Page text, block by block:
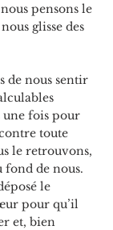
pensons le
glisse des
de nous sentir
fois pour
toute
le retrouvons,
fond de nous.
le
pour qu’il
et, bien